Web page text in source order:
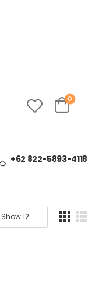
0
+62 822-5893-4118